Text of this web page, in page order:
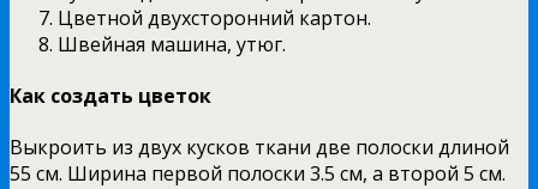
Цветной двухсторонний картон.
Швейная машина, утюг.
Как создать цветок
Выкроить из двух кусков ткани две полоски длиной
55 см. Ширина первой полоски 3.5 см, а второй 5 см.